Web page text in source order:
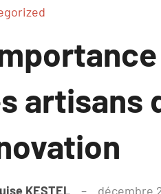
artisans
KESTEL décembre